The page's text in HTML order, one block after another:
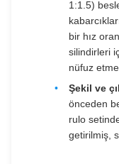
1:1.5)
bir hız
silindirleri
nüfuz
Şekil ve
önceden
rulo
getirilmiş,